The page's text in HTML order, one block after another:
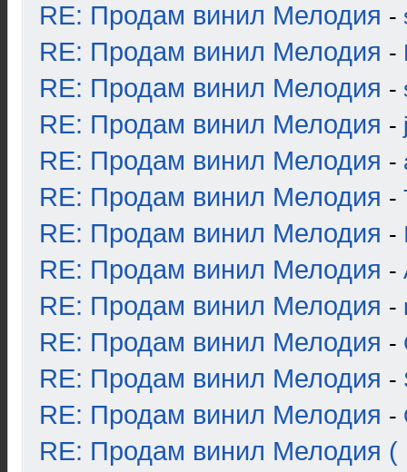
RE: Продам винил Мелодия -
RE: Продам винил Мелодия -
RE: Продам винил Мелодия -
RE: Продам винил Мелодия -
RE: Продам винил Мелодия -
RE: Продам винил Мелодия -
RE: Продам винил Мелодия -
RE: Продам винил Мелодия -
RE: Продам винил Мелодия -
RE: Продам винил Мелодия -
RE: Продам винил Мелодия -
RE: Продам винил Мелодия -
RE: Продам винил Мелодия (